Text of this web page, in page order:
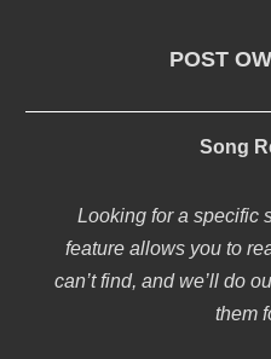
POST
Song
Looking for a specific
feature allows you to
can’t find, and we’ll do
them